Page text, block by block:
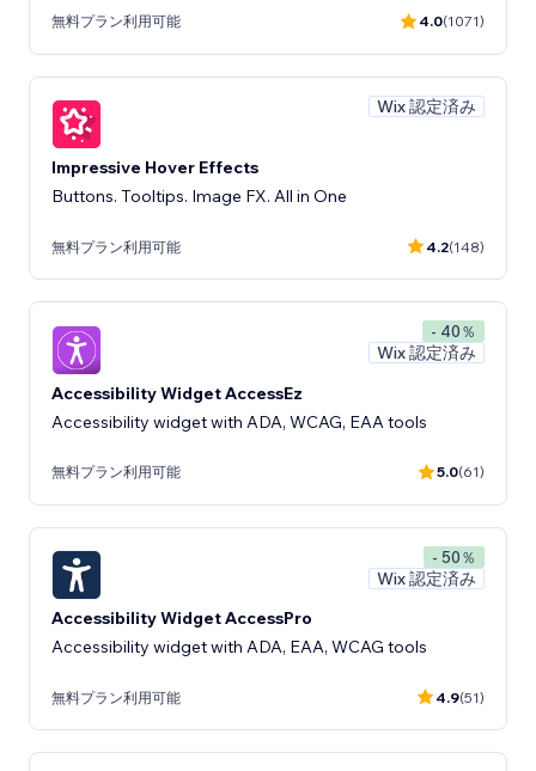
無料プラン利用可能 4.0(1071)
Wix 認定済み
Impressive Hover Effects
Buttons. Tooltips. Image FX. All in One
無料プラン利用可能 4.2(148)
- 40％
Wix 認定済み
Accessibility Widget AccessEz
Accessibility widget with ADA, WCAG, EAA tools
無料プラン利用可能 5.0(61)
- 50％
Wix 認定済み
Accessibility Widget AccessPro
Accessibility widget with ADA, EAA, WCAG tools
無料プラン利用可能 4.9(51)